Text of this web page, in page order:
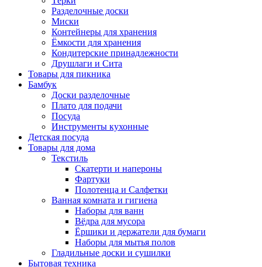
Разделочные доски
Миски
Контейнеры для хранения
Ёмкости для хранения
Кондитерские принадлежности
Друшлаги и Сита
Товары для пикника
Бамбук
Доски разделочные
Плато для подачи
Посуда
Инструменты кухонные
Детская посуда
Товары для дома
Текстиль
Скатерти и напероны
Фартуки
Полотенца и Салфетки
Ванная комната и гигиена
Наборы для ванн
Вёдра для мусора
Ёршики и держатели для бумаги
Наборы для мытья полов
Гладильные доски и сушилки
Бытовая техника